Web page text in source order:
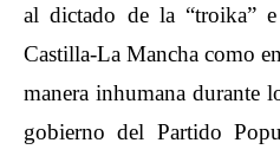
al dictado de la “troika”
Castilla-La Mancha como
manera inhumana durante
gobierno del Partido